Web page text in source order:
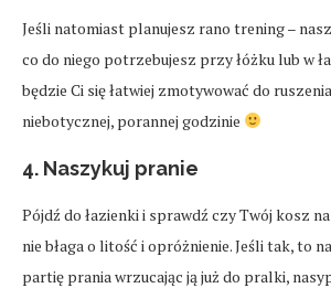
Jeśli natomiast planujesz rano trening –
co do niego potrzebujesz przy łóżku lub w
będzie Ci się łatwiej zmotywować do
niebotycznej, porannej godzinie
4. Naszykuj pranie
Pójdź do łazienki i sprawdź czy Twój kosz
nie błaga o litość i opróżnienie. Jeśli tak, to
partię prania wrzucając ją już do pralki,